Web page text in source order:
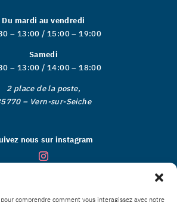
Du mardi au vendredi
– 13:00 / 15:00 – 19:00
Samedi
– 13:00 / 14:00 – 18:00
2 place de la poste,
– Vern-sur-Seiche
nous sur instagram
★★★★★